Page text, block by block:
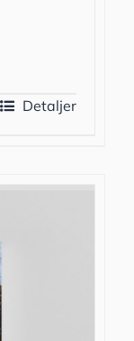
Detaljer